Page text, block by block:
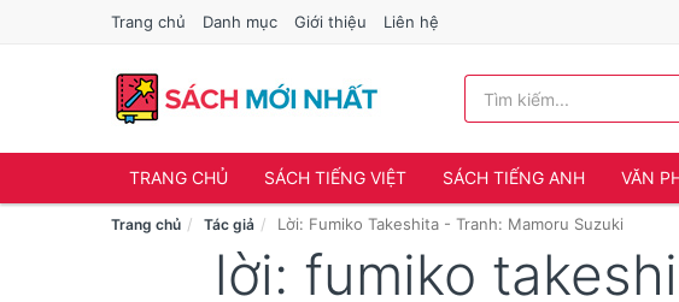
Trang chủ Danh mục Giới thiệu Liên hệ
TRANG CHỦ SÁCH TIẾNG VIỆT SÁCH TIẾNG ANH VĂN
Trang chủ Tác giả Lời: Fumiko Takeshita - Tranh: Mamoru Suzuki
lời: fumiko